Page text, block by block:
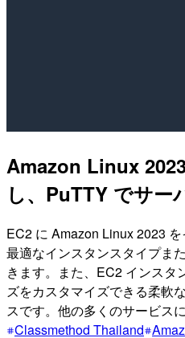
Amazon Linux
し、PuTTY でサー
EC2 に Amazon Linux 2023
最適なインスタンスタイプま
きます。また、EC2 インスタ
ズをカスタマイズできる柔軟
スです。他の多くのサービス
Classmethod Thailand